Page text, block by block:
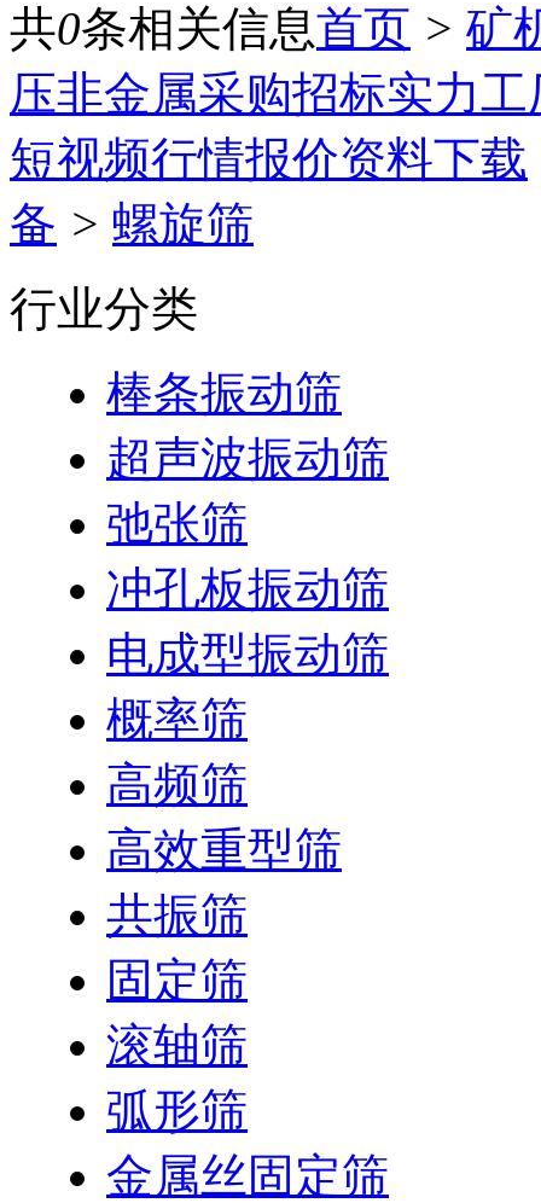
共0条相关信息首页 > 矿
压非金属采购招标实力工
短视频行情报价资料下载
备 > 螺旋筛
行业分类
棒条振动筛
超声波振动筛
弛张筛
冲孔板振动筛
电成型振动筛
概率筛
高频筛
高效重型筛
共振筛
固定筛
滚轴筛
弧形筛
金属丝固定筛